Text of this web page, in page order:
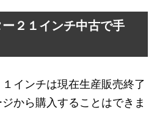
２１インチ中古で手
インチは現在生産販売終了
から購入することはできま